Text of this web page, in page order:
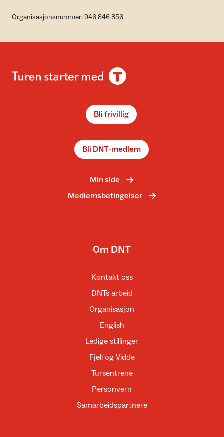
Organisasjonsnummer: 946 846 856
Bli frivillig
Bli DNT-medlem
Min side
Medlemsbetingelser
Om DNT
Kontakt oss
DNTs arbeid
Organisasjon
English
Ledige stillinger
Fjell og Vidde
Tursentrene
Personvern
Samarbeidspartnere